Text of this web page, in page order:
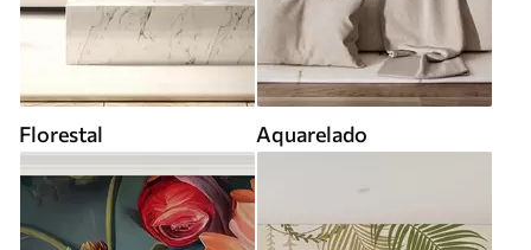
Florestal Aquarelado